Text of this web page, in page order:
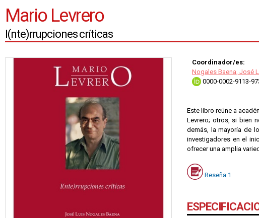
Mario Levrero
I(nte)rrupciones críticas
Coordinador/es:
Nogales Baena, José
0000-0002-9113-
Este libro reúne a
Levrero; otros, si bien
demás, la mayoría de
investigadores en el
ofrecer una amplia
Reseña 1